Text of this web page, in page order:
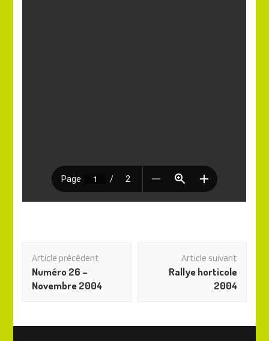
des
articles
Article précédent
Numéro 26 –
Novembre 2004
Article suivant
Rallye horticole
2004